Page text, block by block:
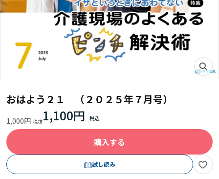
おはよう２１ （２０２５年７月号）
1,000円 1,100円
購入する
試し読み